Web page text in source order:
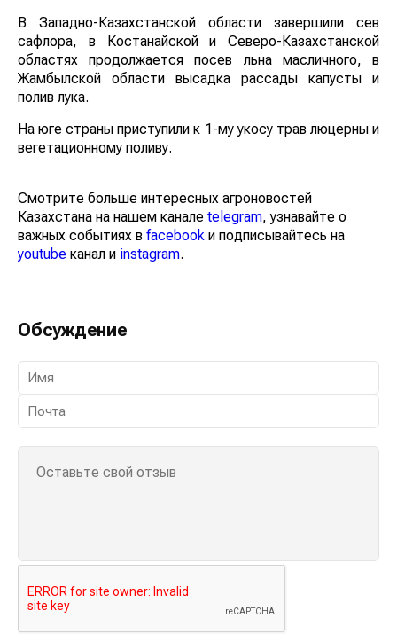
В Западно-Казахстанской области завершили сев
сафлора, в Костанайской и Северо-Казахстанской
областях продолжается посев льна масличного, в
Жамбылской области высадка рассады капусты и
полив лука.
На юге страны приступили к 1-му укосу трав люцерны и
вегетационному поливу.
Смотрите больше интересных агроновостей
Казахстана на нашем канале telegram, узнавайте о
важных событиях в facebook и подписывайтесь на
youtube канал и instagram.
Обсуждение